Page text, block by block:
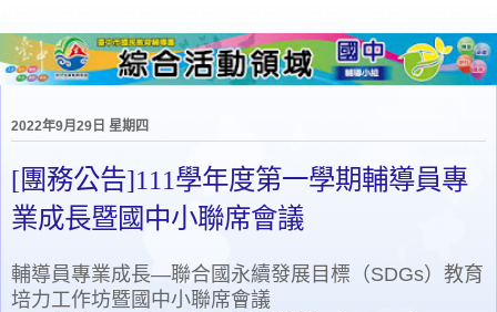
2022年9月29日 星期四
[團務公告]111學年度第一學期輔導員專
業成長暨國中小聯席會議
輔導員專業成長—聯合國永續發展目標（SDGs）教育
培力工作坊暨國中小聯席會議